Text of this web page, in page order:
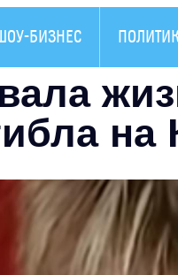
БИЗНЕС
на